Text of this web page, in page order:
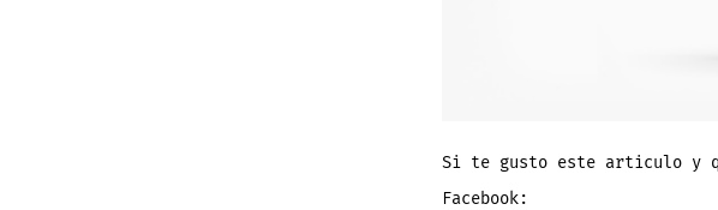
Si te gusto este articulo y
Facebook: